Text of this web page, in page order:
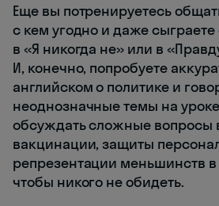
Еще вы потренируетесь
с кем угодно и даже
в «Я никогда не» или в
И, конечно, попробуете
английском о политике и
неоднозначные темы на
обсуждать сложные вопросы
вакцинации, защиты
репрезентации меньшинств
чтобы никого не обидеть.